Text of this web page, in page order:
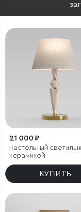
21 000 ₽
Настольный
керамикой
КУПИТЬ